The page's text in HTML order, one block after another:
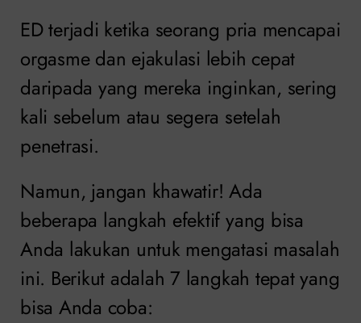
ED terjadi ketika seorang pria mencapai
orgasme dan ejakulasi lebih cepat
daripada yang mereka inginkan, sering
kali sebelum atau segera setelah
penetrasi.
Namun, jangan khawatir! Ada
beberapa langkah efektif yang bisa
Anda lakukan untuk mengatasi masalah
ini. Berikut adalah 7 langkah tepat yang
bisa Anda coba: